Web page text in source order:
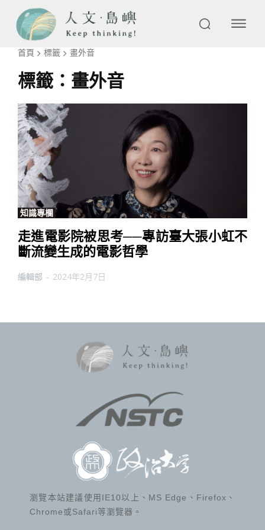
首頁 標籤 畫外音
標籤： 畫外音
知識專欄
走進電影院被思考──專訪臺大張小虹不
斷流變生成的電影哲學
編輯部 - 2024年2月7日
瀏覽本站建議使用IE10以上、MS Edge、Firefox、
Chrome或Safari等瀏覽器。